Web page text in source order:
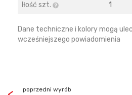
Iłość szt. 1
Dane techniczne i kolory mogą
wcześniejszego powiadomienia
poprzedni wyrób